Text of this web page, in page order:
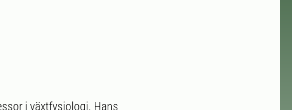
i växtfysiologi. Hans